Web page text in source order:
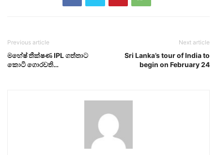
Previous article
මහේෂ් තීක්ෂණ IPL ගත්තාට
කොටි ගොරවති…
Next article
Sri Lanka’s tour of India to
begin on February 24